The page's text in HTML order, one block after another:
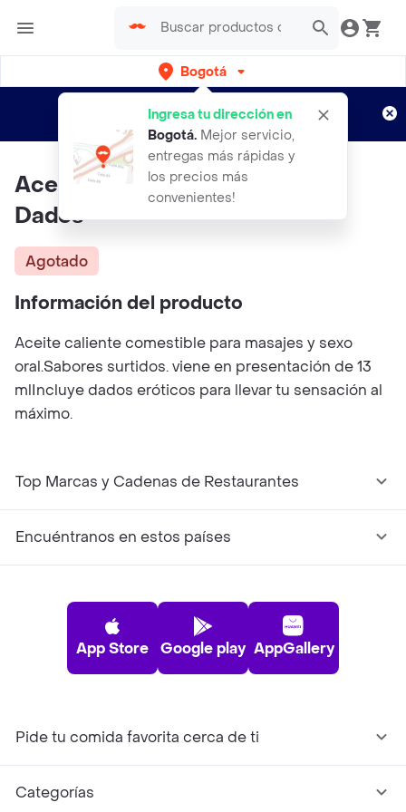
Bogotá
Ingresa tu dirección en
Bogotá. Mejor servicio,
entregas más rápidas y
los precios más
convenientes!
envíos gratis por semanas
Aplican TyC
Aceite Corazon 13ml Fresa Con
Dados
Agotado
Información del producto
Aceite caliente comestible para masajes y sexo
oral.Sabores surtidos. viene en presentación de 13
mlIncluye dados eróticos para llevar tu sensación al
máximo.
Top Marcas y Cadenas de Restaurantes
Encuéntranos en estos países
App Store Google play AppGallery
Pide tu comida favorita cerca de ti
Categorías